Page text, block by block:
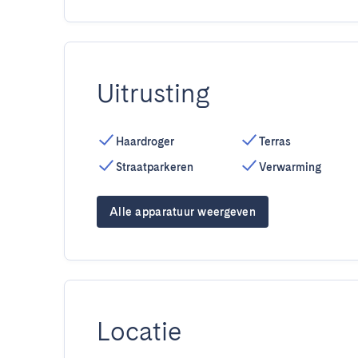
Uitrusting
Haardroger
Straatparkeren
Terras
Verwarming
Alle apparatuur weergeven
Locatie